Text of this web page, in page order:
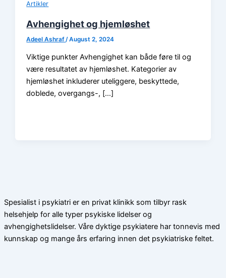
Artikler
Avhengighet og hjemløshet
Adeel Ashraf/August 2, 2024
Viktige punkter Avhengighet kan både føre til og
være resultatet av hjemløshet. Kategorier av
hjemløshet inkluderer uteliggere, beskyttede,
doblede, overgangs-, […]
Spesialist i psykiatri er en privat klinikk som tilbyr rask
helsehjelp for alle typer psykiske lidelser og
avhengighetslidelser. Våre dyktige psykiatere har tonnevis med
kunnskap og mange års erfaring innen det psykiatriske feltet.